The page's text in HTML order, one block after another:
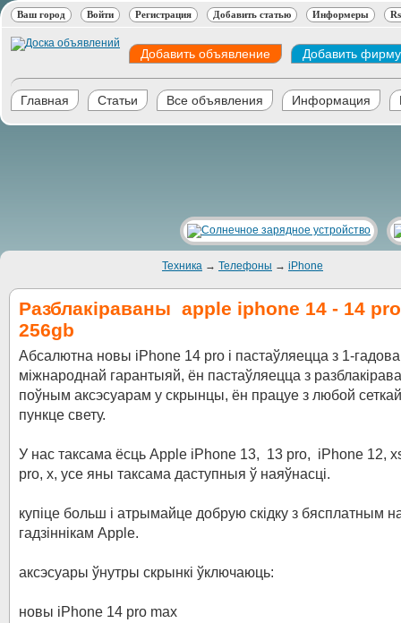
Ваш город Войти Регистрация Добавить статью Информеры
Добавить объявление Добавить фирму
Главная Статьи Все объявления Информация
Техника → Телефоны → iPhone
Разблакіраваны apple iphone 14 - 14
256gb
Абсалютна новы iPhone 14 pro і пастаўляецца з 1-
міжнароднай гарантыяй, ён пастаўляецца з
поўным аксэсуарам у скрынцы, ён працуе з любой
пункце свету.
У нас таксама ёсць Apple iPhone 13, 13 pro, iPhone 12,
pro, x, усе яны таксама даступныя ў наяўнасці.
купіце больш і атрымайце добрую скідку з бясплатным
гадзіннікам Apple.
аксэсуары ўнутры скрынкі ўключаюць:
новы iPhone 14 pro max